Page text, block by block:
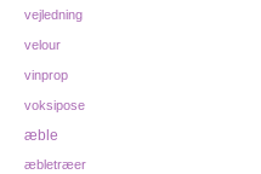
vejledning
velour
vinprop
voksipose
æble
æbletræer